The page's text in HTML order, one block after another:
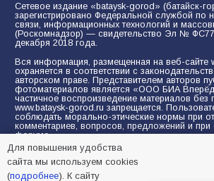
Сетевое издание «bataysk-gorod» (батайск-
зарегистрировано Федеральной службой по
связи, информационных технологий и
(Роскомнадзор) — свидетельство Эл №
декабря 2018 года.
Вся информация, размещенная на веб-сайте
охраняется в соответствии с
авторском праве. Представителем авторов
фотоматериалов является «ООО БИА
частичное воспроизведение материалов без
www.bataysk-gorod.ru запрещается.
соблюдать морально-этические нормы при
комментариев, вопросов, предложений и
форуме.
Политика конфиденциальности и защиты
Согласие на обработку персональных
Для повышения удобства
сайта мы используем cookies
(подробнее). К сайту